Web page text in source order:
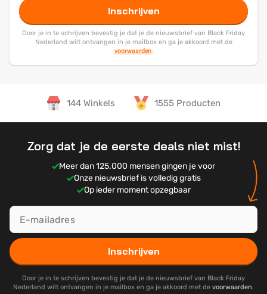
Inschrijven
Door je in te schrijven bevestig je dat je de nieuwsbrief van Black Friday
Nederland wilt ontvangen in je mailbox en ga je akkoord met de
voorwaarden.
144 Winkels 1555 Producten
Zorg dat je de eerste deals niet mist!
Meer dan 125.000 mensen gingen je voor
Onze nieuwsbrief is volledig gratis
Op ieder moment opzegbaar
Inschrijven
Door je in te schrijven bevestig je dat je de nieuwsbrief van Black Friday
Nederland wilt ontvangen in je mailbox en ga je akkoord met de voorwaarden.